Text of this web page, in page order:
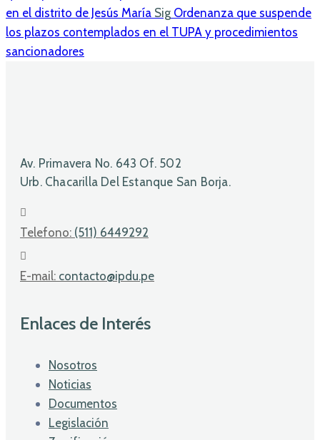
en el distrito de Jesús María Sig Ordenanza que suspende
los plazos contemplados en el TUPA y procedimientos
sancionadores
Av. Primavera No. 643 Of. 502
Urb. Chacarilla Del Estanque San Borja.
Telefono: (511) 6449292
E-mail: contacto@ipdu.pe
Enlaces de Interés
Nosotros
Noticias
Documentos
Legislación